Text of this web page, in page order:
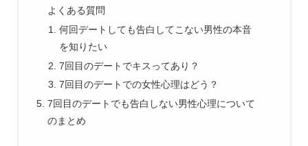
よくある質問
何回デートしても告白してこない男性の本音
を知りたい
7回目のデートでキスってあり？
7回目のデートでの女性心理はどう？
7回目のデートでも告白しない男性心理について
のまとめ